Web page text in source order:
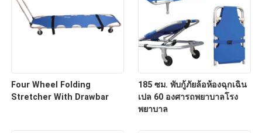
Four Wheel Folding
Stretcher With Drawbar
185 ซม. พับกู้ภัยล้อห้องฉุกเฉิน
เปล 60 องศารถพยาบาลโรง
พยาบาล